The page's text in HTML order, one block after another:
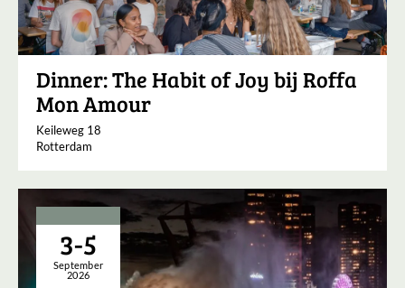
Dinner: The Habit of Joy bij Roffa
Mon Amour
Keileweg 18
Rotterdam
3-5
September
2026